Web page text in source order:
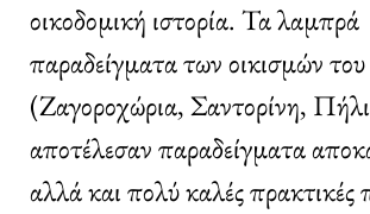
οικοδομική ιστορία. Τα λαμπρά
παραδείγματα των οικισμών
(Ζαγοροχώρια, Σαντορίνη,
αποτέλεσαν παραδείγματα
αλλά και πολύ καλές πρακτικές